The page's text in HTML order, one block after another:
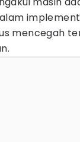
mencegah